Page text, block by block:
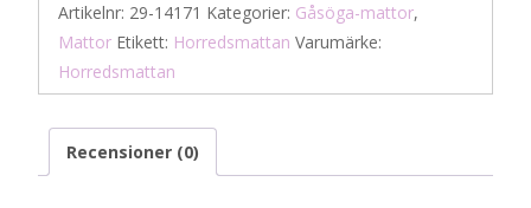
Artikelnr: 29-14171 Kategorier: Gåsöga-mattor,
Mattor Etikett: Horredsmattan Varumärke:
Horredsmattan
Recensioner (0)